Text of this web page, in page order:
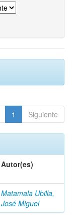
1 Siguiente
Autor(es)
Matamala Ubilla,
José Miguel